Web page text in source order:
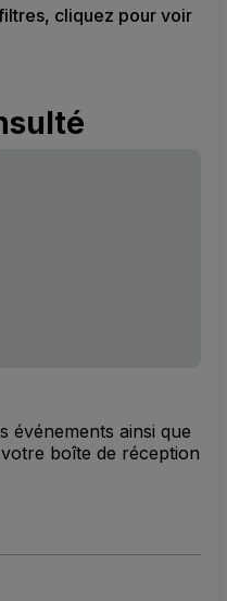
cliquez pour voir
événements ainsi que
boîte de réception